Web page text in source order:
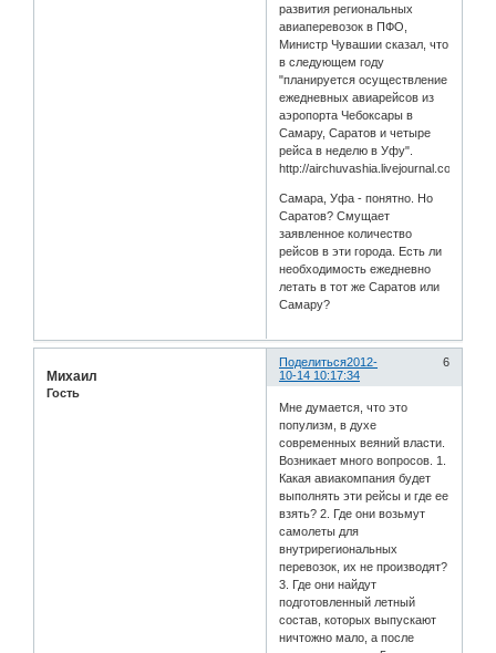
развития региональных
авиаперевозок в ПФО,
Министр Чувашии сказал, что
в следующем году
"планируется осуществление
ежедневных авиарейсов из
аэропорта Чебоксары в
Самару, Саратов и четыре
рейса в неделю в Уфу".
http://airchuvashia.livejournal.com/
Самара, Уфа - понятно. Но
Саратов? Смущает
заявленное количество
рейсов в эти города. Есть ли
необходимость ежедневно
летать в тот же Саратов или
Самару?
Поделиться 6
2012-
10-14 10:17:34
Михаил
Гость
Мне думается, что это
популизм, в духе
современных веяний власти.
Возникает много вопросов. 1.
Какая авиакомпания будет
выполнять эти рейсы и где ее
взять? 2. Где они возьмут
самолеты для
внутрирегиональных
перевозок, их не производят?
3. Где они найдут
подготовленный летный
состав, которых выпускают
ничтожно мало, а после